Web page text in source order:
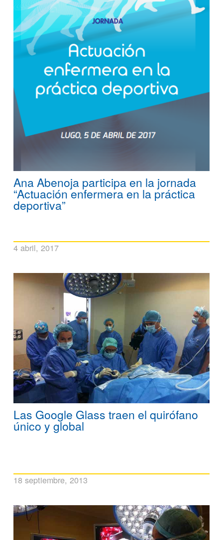
Ana Abenoja participa en la jornada
“Actuación enfermera en la práctica
deportiva”
4 abril, 2017
Las Google Glass traen el quirófano
único y global
18 septiembre, 2013